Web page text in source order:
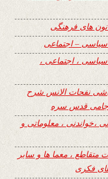
های فرهنگی
سیاسی – اجتماعی
، اجتماعی ،
نفحات الانس شرح
جامی قدس سره
،خواندنی ، معلوماتی و
متقاطع ، معما ها و سایر
فکری